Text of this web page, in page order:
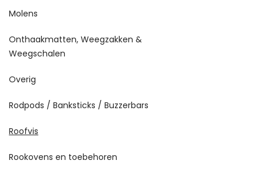
Molens
Onthaakmatten, Weegzakken &
Weegschalen
Overig
Rodpods / Banksticks / Buzzerbars
Roofvis
Rookovens en toebehoren